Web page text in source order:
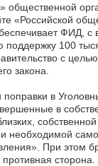
«Российской
ФИД, с
100
с
закона.
в
в
необходимой
При этом
сторона.